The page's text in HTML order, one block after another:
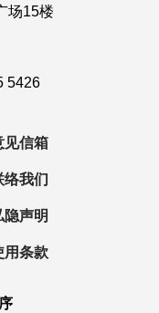
场15楼
5426
见信箱
络我们
隐声明
用条款